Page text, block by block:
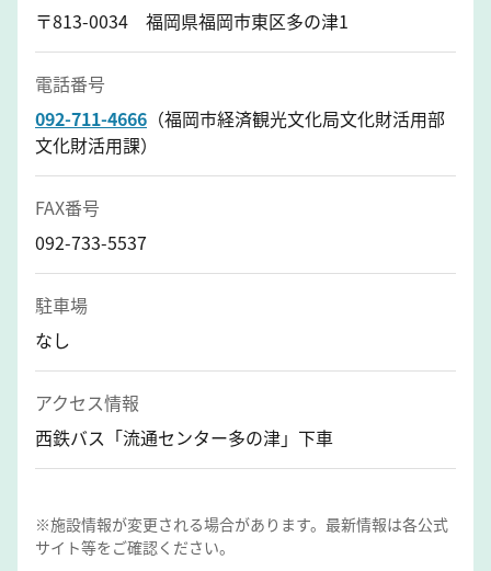
〒813-0034 福岡県福岡市東区多の津1
電話番号
092-711-4666 （福岡市経済観光文化局文化財活用部
文化財活用課）
FAX番号
092-733-5537
駐車場
なし
アクセス情報
西鉄バス「流通センター多の津」下車
※施設情報が変更される場合があります。最新情報は各公式
サイト等をご確認ください。